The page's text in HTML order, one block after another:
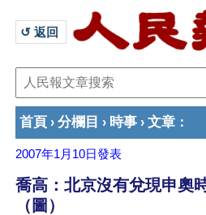
↺ 返回
首頁 › 分欄目 › 時事 › 文章 ：
2007年1月10日發表
喬高：北京沒有兌現申奧
（圖）